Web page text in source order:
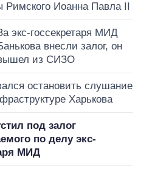
Римского Иоанна Павла II
экс-госсекретаря МИД
внесли залог, он
из СИЗО
остановить слушание
Харькова
под залог
по делу экс-
МИД